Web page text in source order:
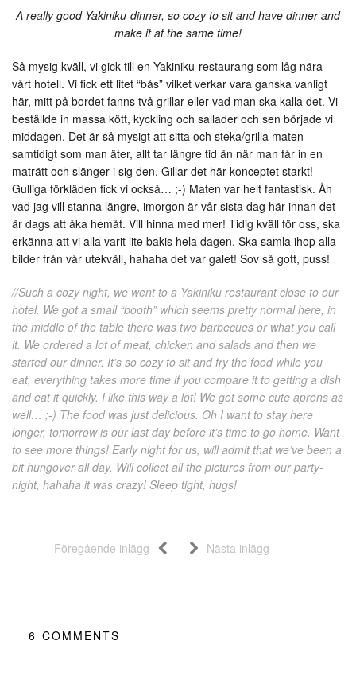
A really good Yakiniku-dinner, so cozy to sit and have dinner and
make it at the same time!
Så mysig kväll, vi gick till en Yakiniku-restaurang som låg nära
vårt hotell. Vi fick ett litet “bås” vilket verkar vara ganska vanligt
här, mitt på bordet fanns två grillar eller vad man ska kalla det. Vi
beställde in massa kött, kyckling och sallader och sen började vi
middagen. Det är så mysigt att sitta och steka/grilla maten
samtidigt som man äter, allt tar längre tid än när man får in en
maträtt och slänger i sig den. Gillar det här konceptet starkt!
Gulliga förkläden fick vi också… ;-) Maten var helt fantastisk. Åh
vad jag vill stanna längre, imorgon är vår sista dag här innan det
är dags att åka hemåt. Vill hinna med mer! Tidig kväll för oss, ska
erkänna att vi alla varit lite bakis hela dagen. Ska samla ihop alla
bilder från vår utekväll, hahaha det var galet! Sov så gott, puss!
//Such a cozy night, we went to a Yakiniku restaurant close to our
hotel. We got a small “booth” which seems pretty normal here, in
the middle of the table there was two barbecues or what you call
it. We ordered a lot of meat, chicken and salads and then we
started our dinner. It’s so cozy to sit and fry the food while you
eat, everything takes more time if you compare it to getting a dish
and eat it quickly. I like this way a lot! We got some cute aprons as
well… ;-) The food was just delicious. Oh I want to stay here
longer, tomorrow is our last day before it’s time to go home. Want
to see more things! Early night for us, will admit that we’ve been a
bit hungover all day. Will collect all the pictures from our party-
night, hahaha it was crazy! Sleep tight, hugs!
Föregående inlägg Nästa inlägg
6 COMMENTS